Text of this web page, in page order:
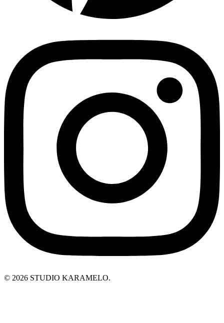
© 2026 STUDIO KARAMELO.